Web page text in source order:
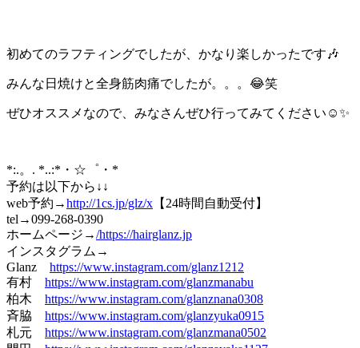
初めてのラフティングでしたが、かなり楽しかったです🎶
みんな日焼けと全身筋肉痛でしたが。。。😂笑
ぜひオススメなので、みなさんぜひ行ってみてください☺✨
*:.。. *..:*・☆゜・*
予約は以下から↓↓
web予約→http://1cs.jp/glz/x 【24時間自動受付】
tel→099-268-0390
ホームページ→/https://hairglanz.jp
インスタグラム→
Glanz https://www.instagram.com/glanz1212
有村 https://www.instagram.com/glanzmanabu
柏木 https://www.instagram.com/glanznana0308
斉脇 https://www.instagram.com/glanzyuka0915
札元 https://www.instagram.com/glanzmana0502